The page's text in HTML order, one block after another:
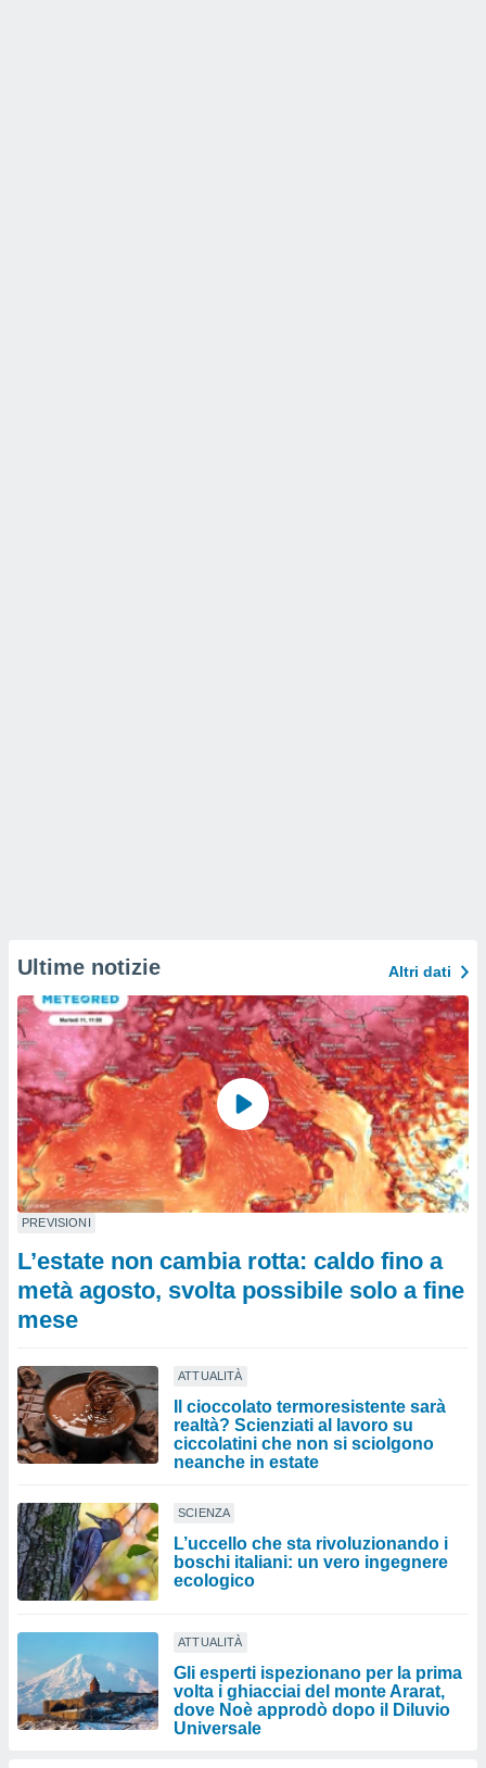
Ultime notizie Altri dati
PREVISIONI
L’estate non cambia rotta: caldo fino a
metà agosto, svolta possibile solo a fine
mese
ATTUALITÀ
Il cioccolato termoresistente sarà
realtà? Scienziati al lavoro su
ciccolatini che non si sciolgono
neanche in estate
SCIENZA
L’uccello che sta rivoluzionando i
boschi italiani: un vero ingegnere
ecologico
ATTUALITÀ
Gli esperti ispezionano per la prima
volta i ghiacciai del monte Ararat,
dove Noè approdò dopo il Diluvio
Universale